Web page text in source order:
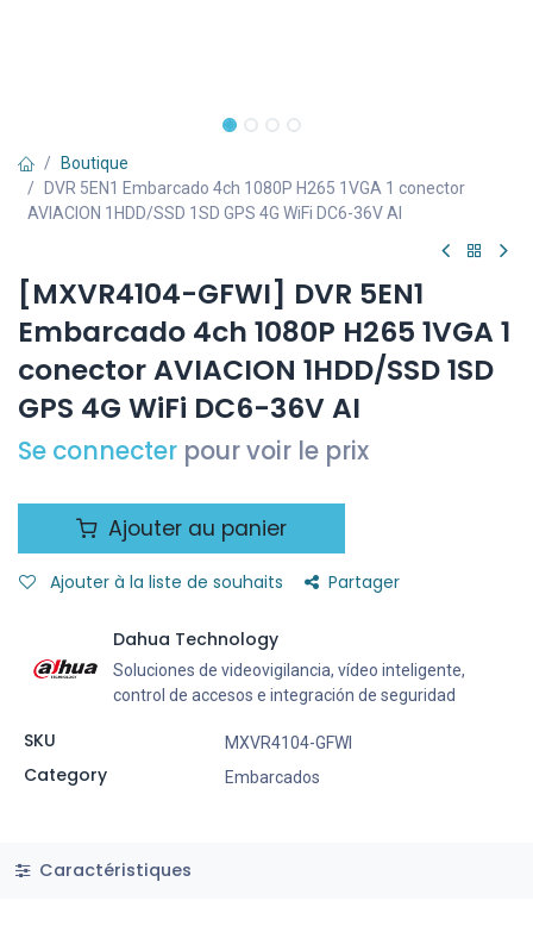
Boutique
DVR 5EN1 Embarcado 4ch 1080P H265 1VGA 1 conector
AVIACION 1HDD/SSD 1SD GPS 4G WiFi DC6-36V AI
[MXVR4104-GFWI] DVR 5EN1
Embarcado 4ch 1080P H265 1VGA 1
conector AVIACION 1HDD/SSD 1SD
GPS 4G WiFi DC6-36V AI
Se connecter pour voir le prix
Ajouter au panier
Ajouter à la liste de souhaits Partager
Dahua Technology
Soluciones de videovigilancia, vídeo inteligente,
control de accesos e integración de seguridad
SKU MXVR4104-GFWI
Category Embarcados
Caractéristiques